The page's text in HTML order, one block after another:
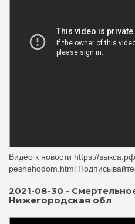
Видео к новости https://
peshehodom.html
2021-08-30 -
Нижегородская обл